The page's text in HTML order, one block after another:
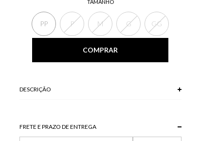
TAMANHO
PP P M G GG
COMPRAR
DESCRIÇÃO
FRETE E PRAZO DE ENTREGA